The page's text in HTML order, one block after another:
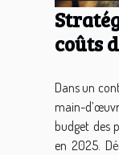
coûts
Dans un
main-
budget des
en 2025.